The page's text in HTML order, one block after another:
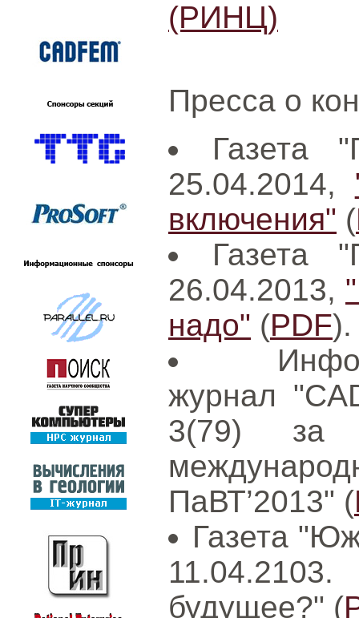
(РИНЦ)
Пресса о
Газета
25.04.2014,
включения" (
Газета
26.04.2013,
надо" (PDF).
журнал
3(79) за
ПаВТ’2013" (
Газета
будущее?" (